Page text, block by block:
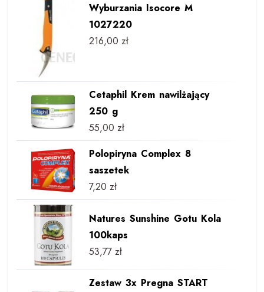
Wyburzania Isocore M
1027220
216,00 zł
Cetaphil Krem nawilżający
250 g
55,00 zł
Polopiryna Complex 8
saszetek
7,20 zł
Natures Sunshine Gotu Kola
100kaps
53,77 zł
Zestaw 3x Pregna START